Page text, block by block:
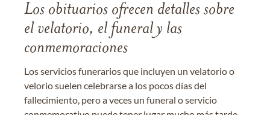
Los obituarios ofrecen detalles sobre
el velatorio, el funeral y las
conmemoraciones
Los servicios funerarios que incluyen un velatorio o
velorio suelen celebrarse a los pocos días del
fallecimiento, pero a veces un funeral o servicio